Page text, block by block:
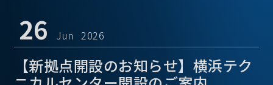
26 Jun 2026
【新拠点開設のお知らせ】横浜テク